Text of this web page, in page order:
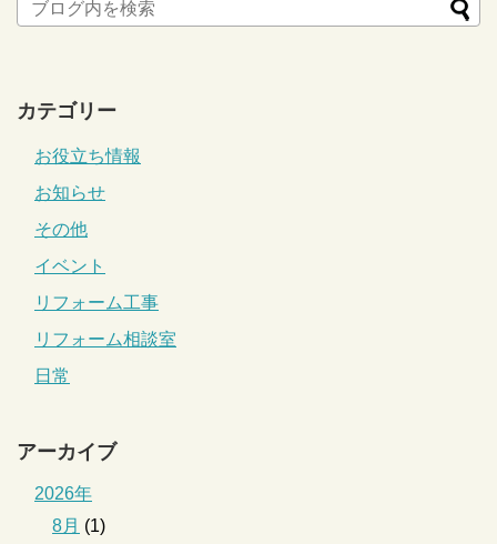
カテゴリー
お役立ち情報
お知らせ
その他
イベント
リフォーム工事
リフォーム相談室
日常
アーカイブ
2026年
8月 (1)